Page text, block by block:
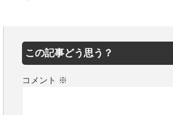
この記事どう思う？
コメント ※